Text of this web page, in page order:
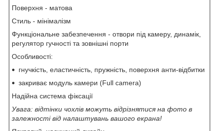
Поверхня - матова
Стиль - мінімалізм
Функціональне забезпечення - отвори під камеру, динамік,
регулятор гучності та зовнішні порти
Особливості:
гнучкість, еластичність, пружність, поверхня анти-відбитки
закриває модуль камери (Full camera)
Надійна система фіксації
Увага: відтінки чохлів можуть відрізнятися на фото в
залежності від налаштувань вашого екрана!